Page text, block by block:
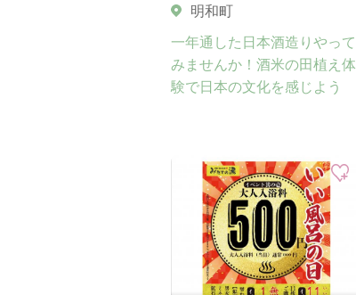
明和町
一年通した日本酒造りやって
みませんか！酒米の田植え体
験で日本の文化を感じよう